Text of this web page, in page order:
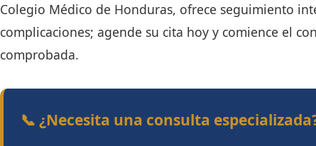
Colegio Médico de Honduras, ofrece seguimiento
complicaciones; agende su cita hoy y comience el
comprobada.
📞 ¿Necesita una consulta